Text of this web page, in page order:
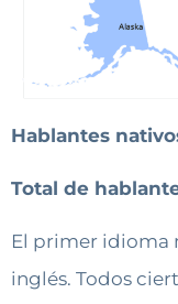
Hablantes
Total de
El primer idioma
inglés. Todos